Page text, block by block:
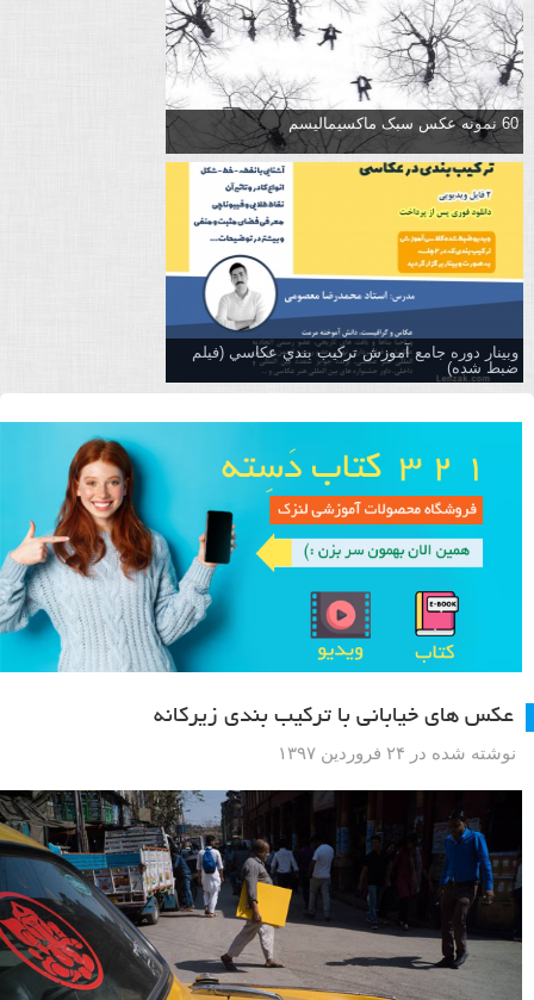
60 نمونه عکس سبک ماکسیمالیسم
وبینار دوره جامع آموزش تركيب بندي عكاسي (فیلم
ضبط شده)
عکس های خیابانی با ترکیب بندی زیرکانه
نوشته شده در ۲۴ فروردین ۱۳۹۷